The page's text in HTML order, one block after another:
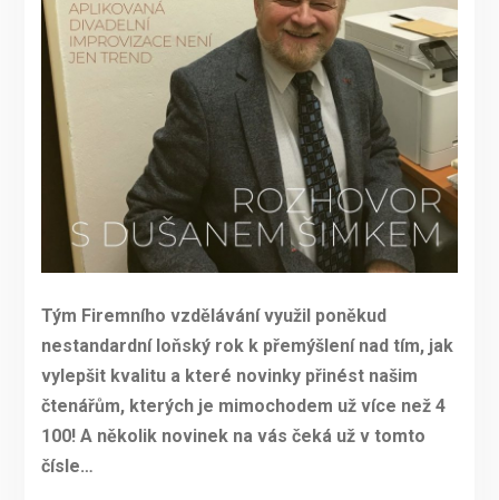
Tým Firemního vzdělávání využil poněkud
nestandardní loňský rok k přemýšlení nad tím, jak
vylepšit kvalitu a které novinky přinést našim
čtenářům, kterých je mimochodem už více než 4
100! A několik novinek na vás čeká už v tomto
čísle…